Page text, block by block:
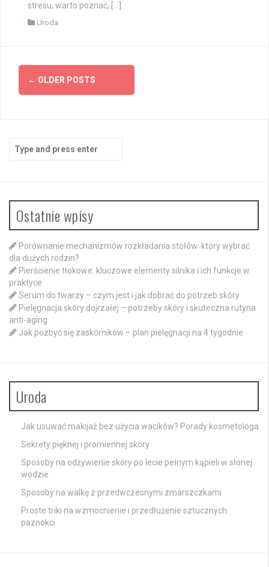
stresu, warto poznać, […]
Uroda
Posts
navigation
← OLDER POSTS
for:
Ostatnie wpisy
Porównanie mechanizmów rozkładania stołów: który wybrać
dla dużych rodzin?
Pierścienie tłokowe: kluczowe elementy silnika i ich funkcje w
praktyce
Serum do twarzy – czym jest i jak dobrać do potrzeb skóry
Pielęgnacja skóry dojrzałej – potrzeby skóry i skuteczna rutyna
anti-aging
Jak pozbyć się zaskórników – plan pielęgnacji na 4 tygodnie
Uroda
Jak usuwać makijaż bez użycia wacików? Porady kosmetologa
Sekrety pięknej i promiennej skóry
Sposoby na odżywienie skóry po lecie pełnym kąpieli w słonej
wodzie
Sposoby na walkę z przedwczesnymi zmarszczkami
Proste triki na wzmocnienie i przedłużenie sztucznych
paznokci